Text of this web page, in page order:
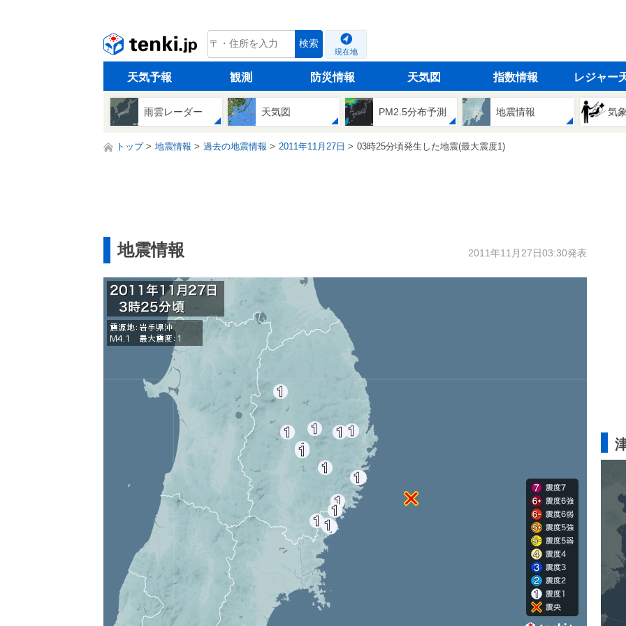
tenki.jp 検索
現在地
天気予報 観測 防災情報 天気図 指数情報 レジャー
雨雲レーダー 天気図 PM2.5分布予測 地震情報 気
トップ 地震情報 過去の地震情報 2011年11月27日 03時25分頃発生した地震(最大震度1)
地震情報 2011年11月27日03:30発表